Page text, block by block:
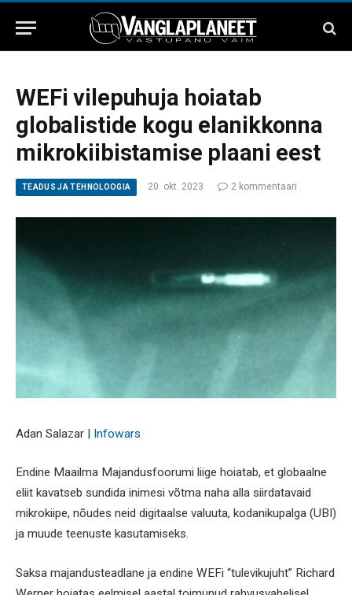
WEFi vilepuhuja hoiatab
globalistide kogu elanikkonna
mikrokiibistamise plaani eest
TEADUS JA TEHNOLOOGIA 20. okt. 2023 2 kommentaari
Adan Salazar | Infowars
Endine Maailma Majandusfoorumi liige hoiatab, et globaalne
eliit kavatseb sundida inimesi võtma naha alla siirdatavaid
mikrokiipe, nõudes neid digitaalse valuuta, kodanikupalga (UBI)
ja muude teenuste kasutamiseks.
Saksa majandusteadlane ja endine WEFi “tulevikujuht” Richard